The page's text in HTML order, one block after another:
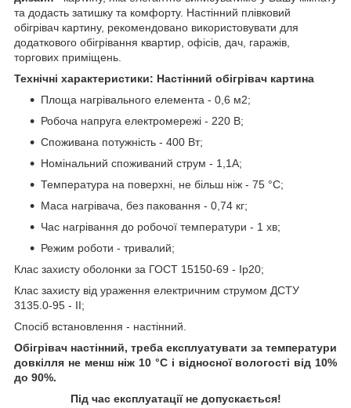
та додасть затишку та комфорту. Настінний плівковий
обігрівач картину, рекомендовано використовувати для
додаткового обігрівання квартир, офісів, дач, гаражів,
торгових приміщень.
Технічні характеристики: Настінний обігрівач картина
Площа нагрівального елемента - 0,6 м2;
Робоча напруга електромережі - 220 В;
Споживана потужність - 400 Вт;
Номінальний споживаний струм - 1,1А;
Температура на поверхні, не більш ніж - 75 °C;
Маса нагрівача, без паковання - 0,74 кг;
Час нагрівання до робочої температури - 1 хв;
Режим роботи - тривалий;
Клас захисту оболонки за ГОСТ 15150-69 - Ip20;
Клас захисту від ураження електричним струмом ДСТУ
3135.0-95 - II;
Спосіб встановлення - настінний.
Обігрівач настінний, треба експлуатувати за температури
довкілля не менш ніж 10 °C і відносної вологості від 10%
до 90%.
Під час експлуатації не допускається!